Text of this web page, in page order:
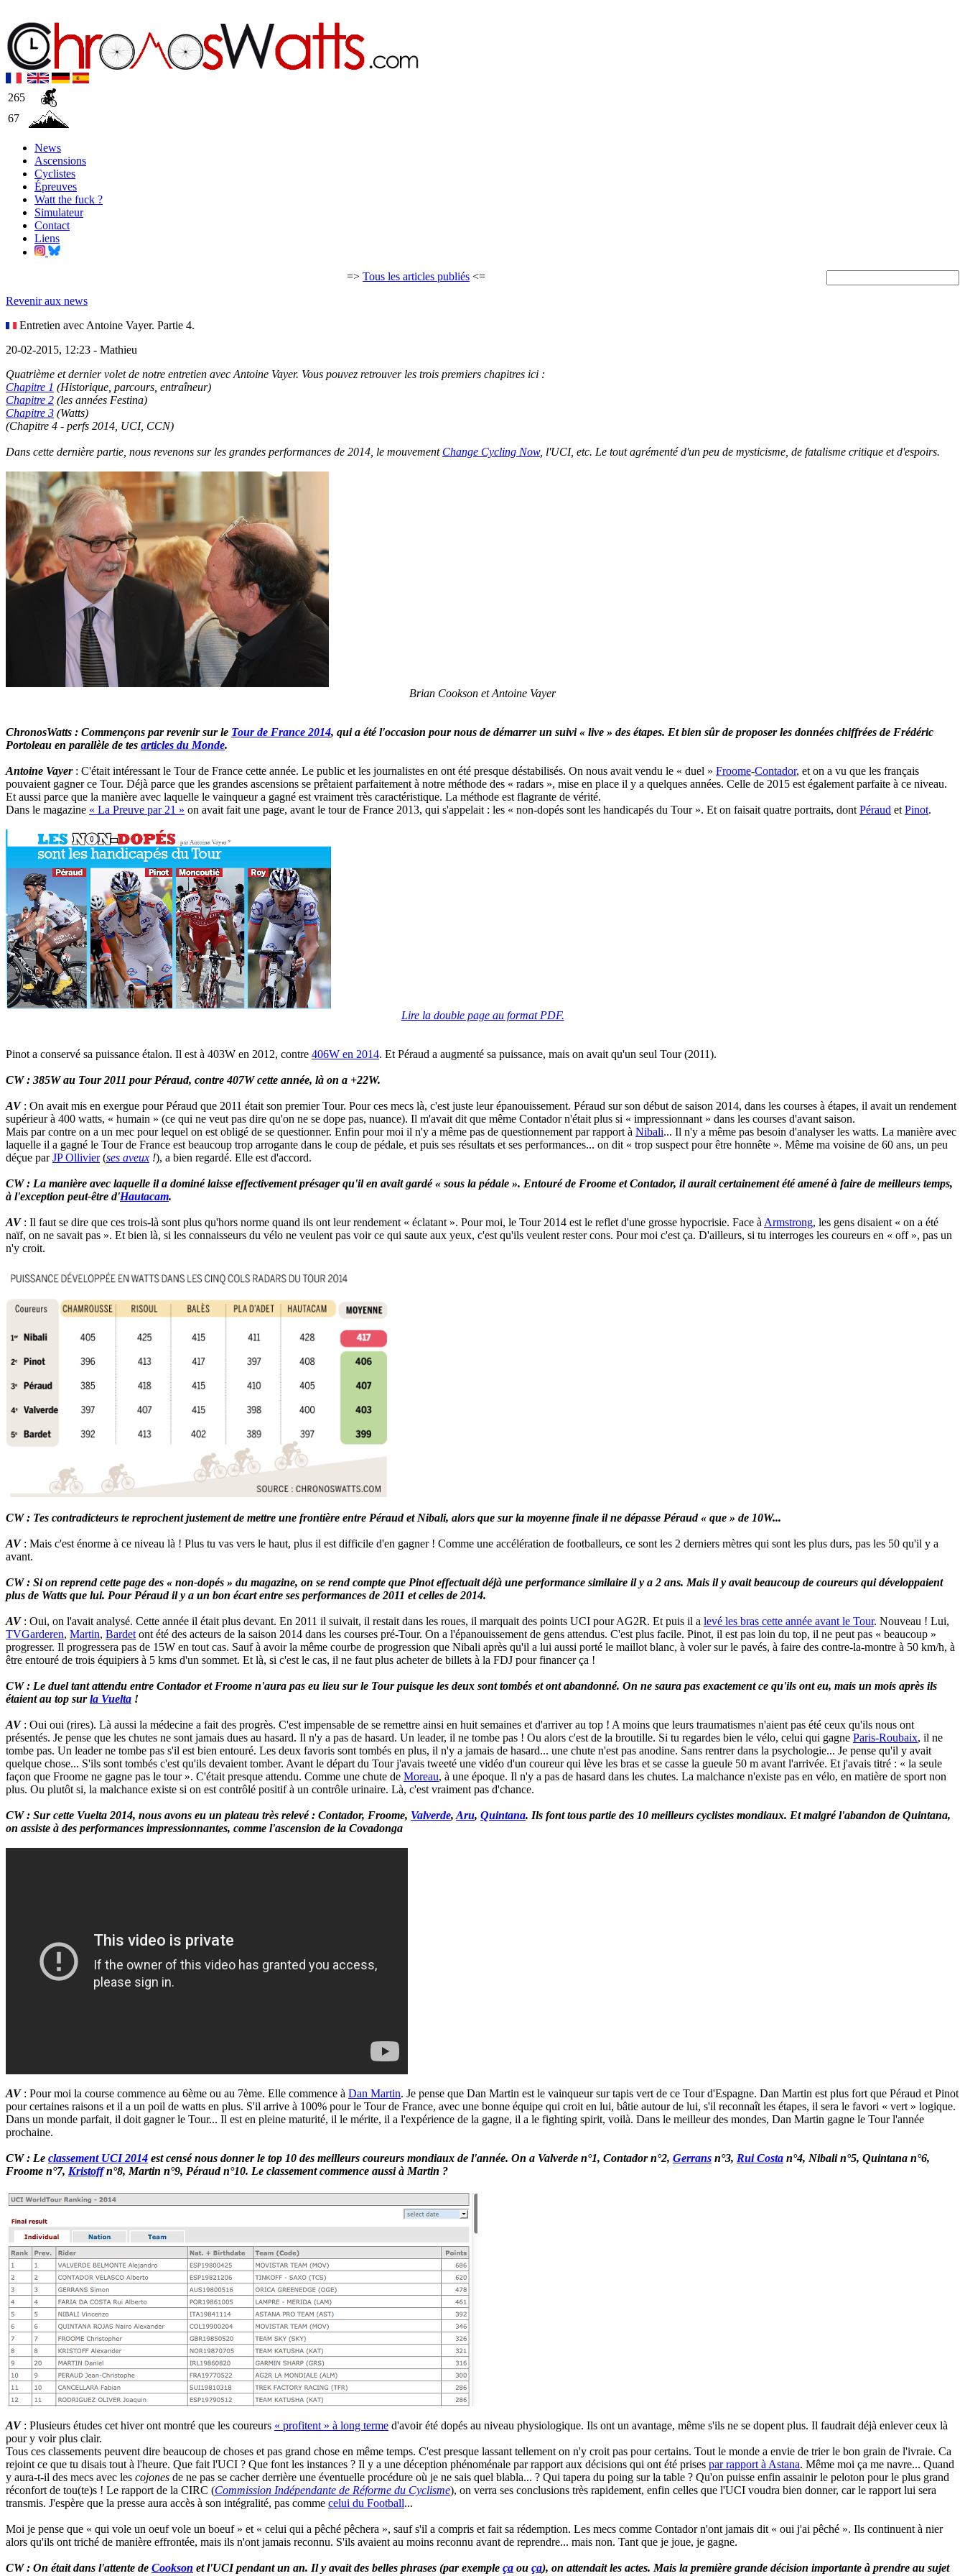
265
67
News
Ascensions
Cyclistes
Épreuves
Watt the fuck ?
Simulateur
Contact
Liens
=> Tous les articles publiés <=
Revenir aux news
Entretien avec Antoine Vayer. Partie 4.
20-02-2015, 12:23 - Mathieu
Quatrième et dernier volet de notre entretien avec Antoine Vayer. Vous pouvez retrouver les trois premiers chapitres ici :
Chapitre 1 (Historique, parcours, entraîneur)
Chapitre 2 (les années Festina)
Chapitre 3 (Watts)
(Chapitre 4 - perfs 2014, UCI, CCN)
Dans cette dernière partie, nous revenons sur les grandes performances de 2014, le mouvement Change Cycling Now, l'UCI, etc. Le tout agrémenté d'un peu de mysticisme, de fatalisme critique et d'espoirs.
Brian Cookson et Antoine Vayer
ChronosWatts : Commençons par revenir sur le Tour de France 2014, qui a été l'occasion pour nous de démarrer un suivi « live » des étapes. Et bien sûr de proposer les données chiffrées de Frédéric
Portoleau en parallèle de tes articles du Monde.
Antoine Vayer: C'était intéressant le Tour de France cette année. Le public et les journalistes en ont été presque déstabilisés. On nous avait vendu le « duel » Froome-Contador, et on a vu que les français
pouvaient gagner ce Tour. Déjà parce que les grandes ascensions se prêtaient parfaitement à notre méthode des « radars », mise en place il y a quelques années. Celle de 2015 est également parfaite à ce niveau.
Et aussi parce que la manière avec laquelle le vainqueur a gagné est vraiment très caractéristique. La méthode est flagrante de vérité.
Dans le magazine « La Preuve par 21 » on avait fait une page, avant le tour de France 2013, qui s'appelait : les « non-dopés sont les handicapés du Tour ». Et on faisait quatre portraits, dont Péraud et Pinot.
Lire la double page au format PDF.
Pinot a conservé sa puissance étalon. Il est à 403W en 2012, contre 406W en 2014. Et Péraud a augmenté sa puissance, mais on avait qu'un seul Tour (2011).
CW : 385W au Tour 2011 pour Péraud, contre 407W cette année, là on a +22W.
AV: On avait mis en exergue pour Péraud que 2011 était son premier Tour. Pour ces mecs là, c'est juste leur épanouissement. Péraud sur son début de saison 2014, dans les courses à étapes, il avait un rendement
supérieur à 400 watts, « humain » (ce qui ne veut pas dire qu'on ne se dope pas, nuance). Il m'avait dit que même Contador n'était plus si « impressionnant » dans les courses d'avant saison.
Mais par contre on a un mec pour lequel on est obligé de se questionner. Enfin pour moi il n'y a même pas de questionnement par rapport à Nibali... Il n'y a même pas besoin d'analyser les watts. La manière avec
laquelle il a gagné le Tour de France est beaucoup trop arrogante dans le coup de pédale, et puis ses résultats et ses performances... on dit « trop suspect pour être honnête ». Même ma voisine de 60 ans, un peu
déçue parJP Ollivier(ses aveux !), a bien regardé. Elle est d'accord.
CW : La manière avec laquelle il a dominé laisse effectivement présager qu'il en avait gardé « sous la pédale ». Entouré de Froome et Contador, il aurait certainement été amené à faire de meilleurs temps,
à l'exception peut-être d'Hautacam.
AV: Il faut se dire que ces trois-là sont plus qu'hors norme quand ils ont leur rendement « éclatant ». Pour moi, le Tour 2014 est le reflet d'une grosse hypocrisie. Face à Armstrong, les gens disaient « on a été
naïf, on ne savait pas ». Et bien là, si les connaisseurs du vélo ne veulent pas voir ce qui saute aux yeux, c'est qu'ils veulent rester cons. Pour moi c'est ça. D'ailleurs, si tu interroges les coureurs en « off », pas un
n'y croit.
CW : Tes contradicteurs te reprochent justement de mettre une frontière entre Péraud et Nibali, alors que sur la moyenne finale il ne dépasse Péraud « que » de 10W...
AV: Mais c'est énorme à ce niveau là ! Plus tu vas vers le haut, plus il est difficile d'en gagner ! Comme une accélération de footballeurs, ce sont les 2 derniers mètres qui sont les plus durs, pas les 50 qu'il y a
avant.
CW : Si on reprend cette page des « non-dopés » du magazine, on se rend compte que Pinot effectuait déjà une performance similaire il y a 2 ans. Mais il y avait beaucoup de coureurs qui développaient
plus de Watts que lui. Pour Péraud il y a un bon écart entre ses performances de 2011 et celles de 2014.
AV: Oui, on l'avait analysé. Cette année il était plus devant. En 2011 il suivait, il restait dans les roues, il marquait des points UCI pour AG2R. Et puis il a levé les bras cette année avant le Tour. Nouveau ! Lui,
TVGarderen, Martin, Bardet ont été des acteurs de la saison 2014 dans les courses pré-Tour. On a l'épanouissement de gens attendus. C'est plus facile. Pinot, il est pas loin du top, il ne peut pas « beaucoup »
progresser. Il progressera pas de 15W en tout cas. Sauf à avoir la même courbe de progression que Nibali après qu'il a lui aussi porté le maillot blanc, à voler sur le pavés, à faire des contre-la-montre à 50 km/h, à
être entouré de trois équipiers à 5 kms d'un sommet. Et là, si c'est le cas, il ne faut plus acheter de billets à la FDJ pour financer ça !
CW : Le duel tant attendu entre Contador et Froome n'aura pas eu lieu sur le Tour puisque les deux sont tombés et ont abandonné. On ne saura pas exactement ce qu'ils ont eu, mais un mois après ils
étaient au top surla Vuelta !
AV: Oui oui (rires). Là aussi la médecine a fait des progrès. C'est impensable de se remettre ainsi en huit semaines et d'arriver au top ! A moins que leurs traumatismes n'aient pas été ceux qu'ils nous ont
présentés. Je pense que les chutes ne sont jamais dues au hasard. Il n'y a pas de hasard. Un leader, il ne tombe pas ! Ou alors c'est de la broutille. Si tu regardes bien le vélo, celui qui gagne Paris-Roubaix, il ne
tombe pas. Un leader ne tombe pas s'il est bien entouré. Les deux favoris sont tombés en plus, il n'y a jamais de hasard... une chute n'est pas anodine. Sans rentrer dans la psychologie... Je pense qu'il y avait
quelque chose... S'ils sont tombés c'est qu'ils devaient tomber. Avant le départ du Tour j'avais tweeté une vidéo d'un coureur qui lève les bras et se casse la gueule 50 m avant l'arrivée. Et j'avais titré : « la seule
façon que Froome ne gagne pas le tour ». C'était presque attendu. Comme une chute de Moreau, à une époque. Il n'y a pas de hasard dans les chutes. La malchance n'existe pas en vélo, en matière de sport non
plus. Ou plutôt si, la malchance existe si on est contrôlé positif à un contrôle urinaire. Là, c'est vraiment pas d'chance.
CW : Sur cette Vuelta 2014, nous avons eu un plateau très relevé : Contador, Froome, Valverde, Aru, Quintana. Ils font tous partie des 10 meilleurs cyclistes mondiaux. Et malgré l'abandon de Quintana,
on assiste à des performances impressionnantes, comme l'ascension de la Covadonga
AV: Pour moi la course commence au 6ème ou au 7ème. Elle commence à Dan Martin. Je pense que Dan Martin est le vainqueur sur tapis vert de ce Tour d'Espagne. Dan Martin est plus fort que Péraud et Pinot
pour certaines raisons et il a un poil de watts en plus. S'il arrive à 100% pour le Tour de France, avec une bonne équipe qui croit en lui, bâtie autour de lui, s'il reconnaît les étapes, il sera le favori « vert » logique.
Dans un monde parfait, il doit gagner le Tour... Il est en pleine maturité, il le mérite, il a l'expérience de la gagne, il a le fighting spirit, voilà. Dans le meilleur des mondes, Dan Martin gagne le Tour l'année
prochaine.
CW : Le classement UCI 2014 est censé nous donner le top 10 des meilleurs coureurs mondiaux de l'année. On a Valverde n°1, Contador n°2, Gerrans n°3, Rui Costa n°4, Nibali n°5, Quintana n°6,
Froome n°7, Kristoffn°8, Martin n°9, Péraud n°10. Le classement commence aussi à Martin ?
AV: Plusieurs études cet hiver ont montré que les coureurs « profitent » à long terme d'avoir été dopés au niveau physiologique. Ils ont un avantage, même s'ils ne se dopent plus. Il faudrait déjà enlever ceux là
pour y voir plus clair.
Tous ces classements peuvent dire beaucoup de choses et pas grand chose en même temps. C'est presque lassant tellement on n'y croit pas pour certains. Tout le monde a envie de trier le bon grain de l'ivraie. Ca
rejoint ce que tu disais tout à l'heure. Que fait l'UCI ? Que font les instances ? Il y a une déception phénoménale par rapport aux décisions qui ont été prises par rapport à Astana. Même moi ça me navre... Quand
y aura-t-il des mecs avec les cojones de ne pas se cacher derrière une éventuelle procédure où je ne sais quel blabla... ? Qui tapera du poing sur la table ? Qu'on puisse enfin assainir le peloton pour le plus grand
réconfort de tou(te)s ! Le rapport de la CIRC (Commission Indépendante de Réforme du Cyclisme), on verra ses conclusions très rapidement, enfin celles que l'UCI voudra bien donner, car le rapport lui sera
transmis. J'espère que la presse aura accès à son intégralité, pas comme celui du Football...
Moi je pense que « qui vole un oeuf vole un boeuf » et « celui qui a pêché pêchera », sauf s'il a compris et fait sa rédemption. Les mecs comme Contador n'ont jamais dit « oui j'ai pêché ». Ils continuent à nier
alors qu'ils ont triché de manière effrontée, mais ils n'ont jamais reconnu. S'ils avaient au moins reconnu avant de reprendre... mais non. Tant que je joue, je gagne.
CW : On était dans l'attente de Cookson et l'UCI pendant un an. Il y avait des belles phrases (par exemple ça ou ça), on attendait les actes. Mais la première grande décision importante à prendre au sujet